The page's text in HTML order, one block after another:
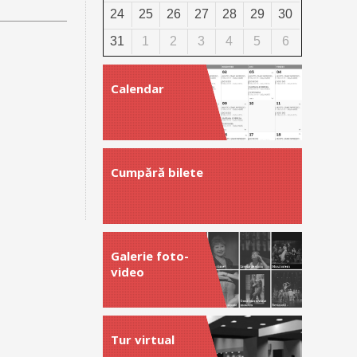
24
25 26 27 28 29
30
31
1 2 3 4 5 6
Calendar
Cumpără bilete
Galerie foto-
video
Tur virtual